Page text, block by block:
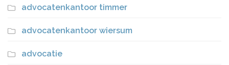
advocatenkantoor timmer
advocatenkantoor wiersum
advocatie